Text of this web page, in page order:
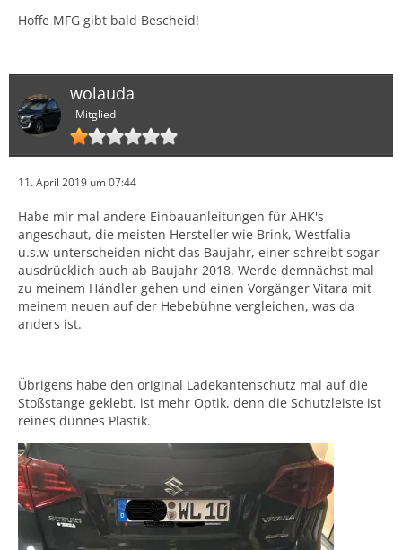
Hoffe MFG gibt bald Bescheid!
wolauda
Mitglied
11. April 2019 um 07:44
Habe mir mal andere Einbauanleitungen für AHK's
angeschaut, die meisten Hersteller wie Brink, Westfalia
u.s.w unterscheiden nicht das Baujahr, einer schreibt sogar
ausdrücklich auch ab Baujahr 2018. Werde demnächst mal
zu meinem Händler gehen und einen Vorgänger Vitara mit
meinem neuen auf der Hebebühne vergleichen, was da
anders ist.
Übrigens habe den original Ladekantenschutz mal auf die
Stoßstange geklebt, ist mehr Optik, denn die Schutzleiste ist
reines dünnes Plastik.